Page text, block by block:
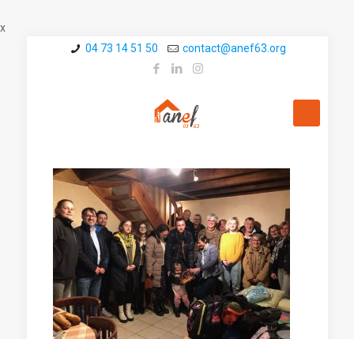
x
04 73 14 51 50
contact@a­nef63.org